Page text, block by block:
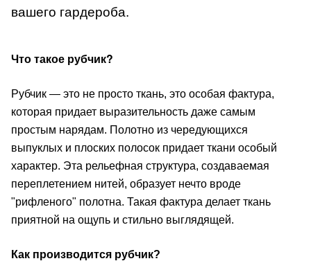
вашего гардероба.
Что такое рубчик?
Рубчик — это не просто ткань, это особая фактура,
которая придает выразительность даже самым
простым нарядам. Полотно из чередующихся
выпуклых и плоских полосок придает ткани особый
характер. Эта рельефная структура, создаваемая
переплетением нитей, образует нечто вроде
"рифленого" полотна. Такая фактура делает ткань
приятной на ощупь и стильно выглядящей.
Как производится рубчик?